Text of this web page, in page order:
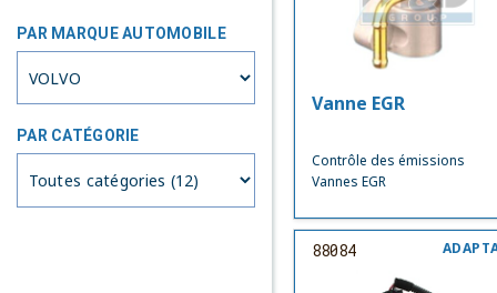
PAR MARQUE AUTOMOBILE
PAR CATÉGORIE
Vanne EGR
Contrôle des émissions
Vannes EGR
88084